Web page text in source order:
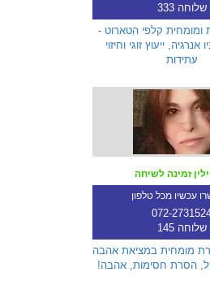
שלוחה 333
קלפי הטארוט -
ייעוץ זוגי וחיזוי
עתידות
זמינה לשיחה
עכשיו מכל טלפון
072-
שלוחה 145
מומחית במציאת אהבה
הסרת חסימות, אהבה!